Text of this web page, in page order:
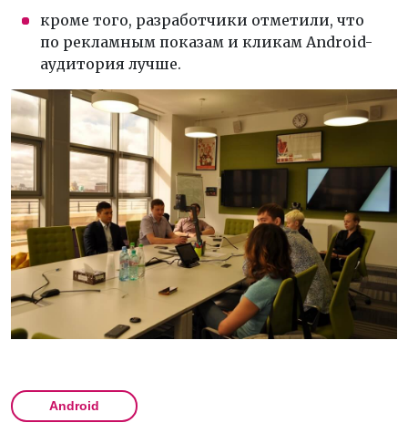
кроме того, разработчики отметили, что
по рекламным показам и кликам Android-
аудитория лучше.
Android